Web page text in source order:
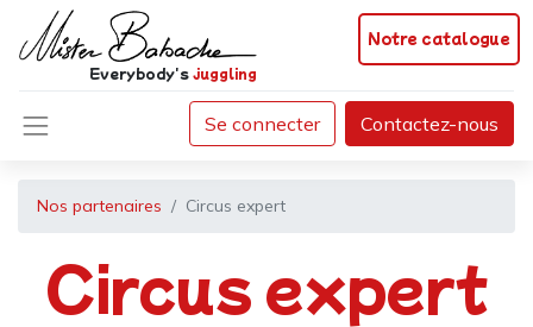
Notre catalogue
Everybody'sjuggling
Se connecter Contactez-nous
Nos partenaires Circus expert
Circus expert